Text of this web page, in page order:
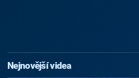
Nejnovější videa